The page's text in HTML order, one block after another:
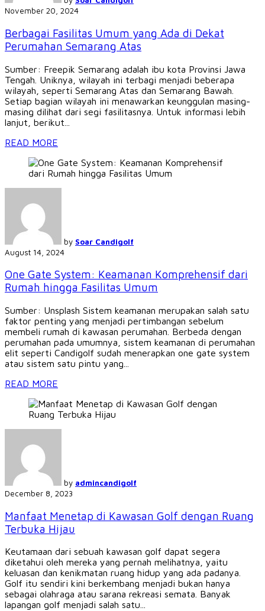
November 20, 2024
Berbagai Fasilitas Umum yang Ada di Dekat
Perumahan Semarang Atas
Sumber: Freepik Semarang adalah ibu kota Provinsi Jawa
Tengah. Uniknya, wilayah ini terbagi menjadi beberapa
wilayah, seperti Semarang Atas dan Semarang Bawah.
Setiap bagian wilayah ini menawarkan keunggulan masing-
masing dilihat dari segi fasilitasnya. Untuk informasi lebih
lanjut, berikut...
READ MORE
by Soar Candigolf
August 14, 2024
One Gate System: Keamanan Komprehensif dari
Rumah hingga Fasilitas Umum
Sumber: Unsplash Sistem keamanan merupakan salah satu
faktor penting yang menjadi pertimbangan sebelum
membeli rumah di kawasan perumahan. Berbeda dengan
perumahan pada umumnya, sistem keamanan di perumahan
elit seperti Candigolf sudah menerapkan one gate system
atau sistem satu pintu yang...
READ MORE
by admincandigolf
December 8, 2023
Manfaat Menetap di Kawasan Golf dengan Ruang
Terbuka Hijau
Keutamaan dari sebuah kawasan golf dapat segera
diketahui oleh mereka yang pernah melihatnya, yaitu
keluasan dan kenikmatan ruang hidup yang ada padanya.
Golf itu sendiri kini berkembang menjadi bukan hanya
sebagai olahraga atau sarana rekreasi semata. Banyak
lapangan golf menjadi salah satu...